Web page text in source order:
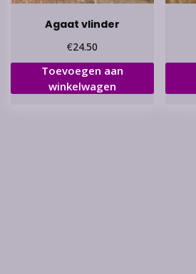
Agaat vlinder
€24.50
Toevoegen aan
winkelwagen